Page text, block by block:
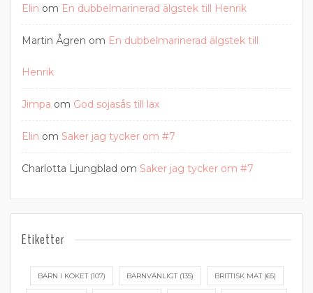
Elin om En dubbelmarinerad älgstek till Henrik
Martin Ågren om En dubbelmarinerad älgstek till
Henrik
Jimpa om God sojasås till lax
Elin om Saker jag tycker om #7
Charlotta Ljungblad om Saker jag tycker om #7
Etiketter
BARN I KÖKET(107) BARNVÄNLIGT(135) BRITTISK MAT(65)